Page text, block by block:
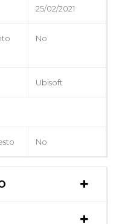
25/02/2021
No
Ubisoft
No